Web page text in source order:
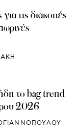
τις διακοπές
το bag trend
2026